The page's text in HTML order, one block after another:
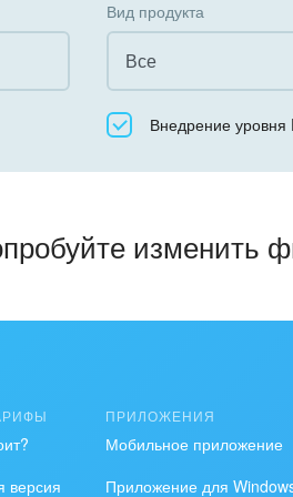
Вид продукта
Все
ВсеВнедрение уровня
изменить
версия
ПРИЛОЖЕНИЯ
Мобильное приложение
Приложение для